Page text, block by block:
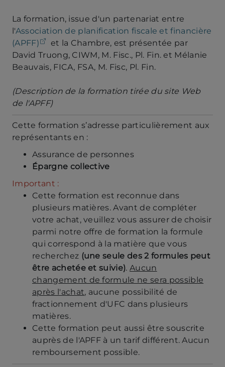
La formation, issue d'un partenariat entre
l'Association de planification fiscale et financière
(APFF)
(opens in a new tab)
et la Chambre, est présentée par
David Truong, CIWM, M. Fisc., Pl. Fin. et Mélanie
Beauvais, FICA, FSA, M. Fisc, Pl. Fin.
(Description de la formation tirée du site Web
de l'APFF)
Cette formation s’adresse particulièrement aux
représentants en :
Assurance de personnes
Épargne collective
Important :
Cette formation est reconnue dans
plusieurs matières. Avant de compléter
votre achat, veuillez vous assurer de choisir
parmi notre offre de formation la formule
qui correspond à la matière que vous
recherchez (une seule des 2 formules peut
être achetée et suivie).Aucun
changement de formule ne sera possible
après l'achat, aucune possibilité de
fractionnement d'UFC dans plusieurs
matières.
Cette formation peut aussi être souscrite
auprès de l'APFF à un tarif différent. Aucun
remboursement possible.